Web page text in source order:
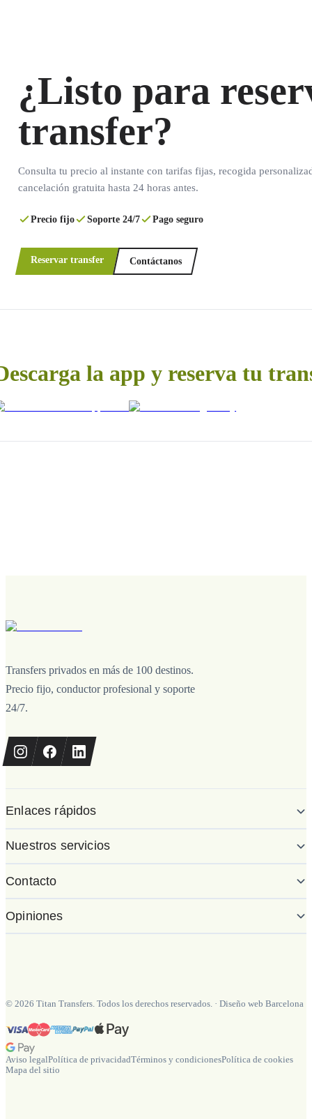
¿Listo para
transfer?
Consulta tu precio al instante con tarifas fijas, recogida
cancelación gratuita hasta 24 horas antes.
Precio fijo Soporte 24/7 Pago seguro
Reservar transfer Contáctanos
la app y reserva tu
Transfers privados en más de 100 destinos.
Precio fijo, conductor profesional y soporte
24/7.
Enlaces rápidos
Nuestros servicios
Contacto
Opiniones
© 2026 Titan Transfers. Todos los derechos reservados. · Diseño web Barcelona
Aviso legalPolítica de privacidadTérminos y condicionesPolítica de cookies
Mapa del sitio